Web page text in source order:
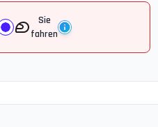
Sie
fahren